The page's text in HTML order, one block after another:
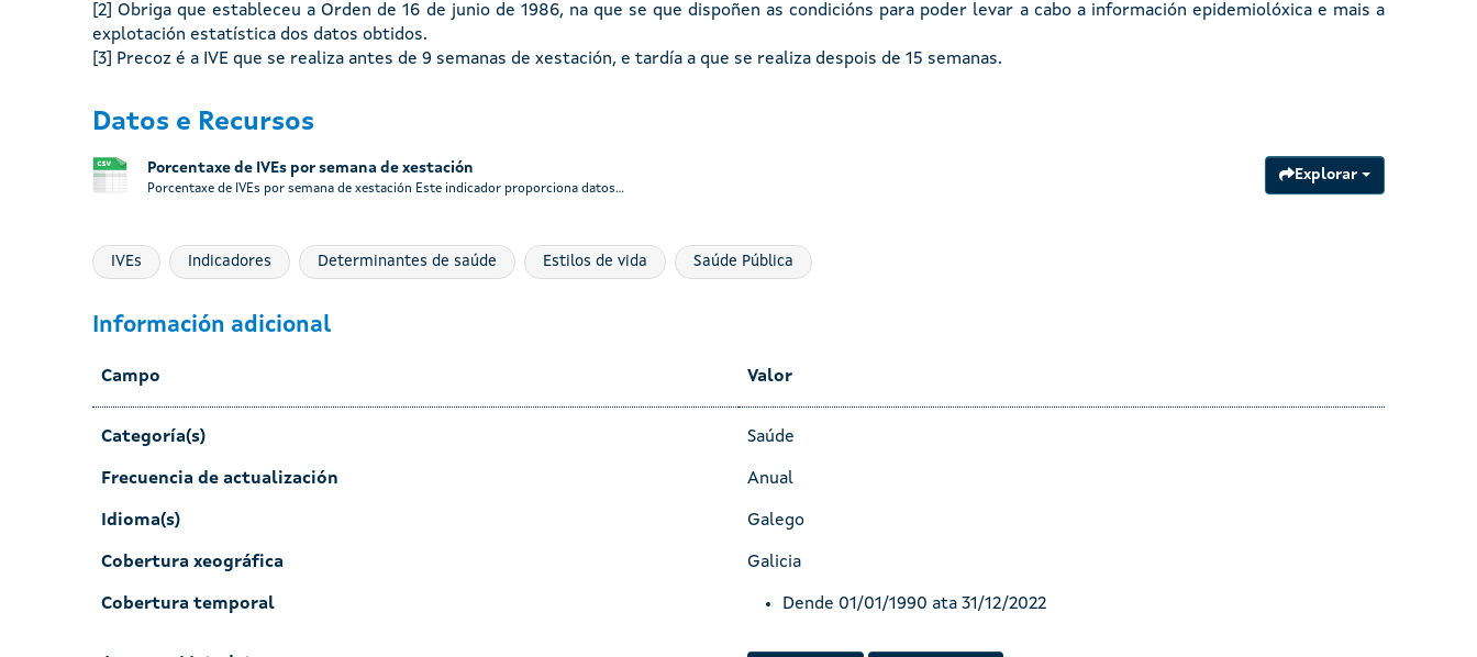
[2] Obriga que estableceu a Orden de 16 de junio de 1986, na que se que dispoñen as condicións para poder levar a cabo a información epidemiolóxica e mais a
explotación estatística dos datos obtidos.
[3] Precoz é a IVE que se realiza antes de 9 semanas de xestación, e tardía a que se realiza despois de 15 semanas.
Datos e Recursos
Porcentaxe de IVEs por semana de xestación
Porcentaxe de IVEs por semana de xestación Este indicador proporciona datos...
Explorar
IVEs Indicadores Determinantes de saúde Estilos de vida Saúde Pública
Información adicional
Campo Valor
Categoría(s) Saúde
Frecuencia de actualización Anual
Idioma(s) Galego
Cobertura xeográfica Galicia
Cobertura temporal Dende 01/01/1990 ata 31/12/2022